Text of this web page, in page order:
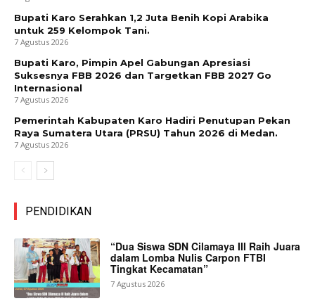
Bupati Karo Serahkan 1,2 Juta Benih Kopi Arabika
untuk 259 Kelompok Tani.
7 Agustus 2026
Bupati Karo, Pimpin Apel Gabungan Apresiasi
Suksesnya FBB 2026 dan Targetkan FBB 2027 Go
Internasional
7 Agustus 2026
Pemerintah Kabupaten Karo Hadiri Penutupan Pekan
Raya Sumatera Utara (PRSU) Tahun 2026 di Medan.
7 Agustus 2026
PENDIDIKAN
“Dua Siswa SDN Cilamaya III Raih Juara
dalam Lomba Nulis Carpon FTBI
Tingkat Kecamatan”
7 Agustus 2026